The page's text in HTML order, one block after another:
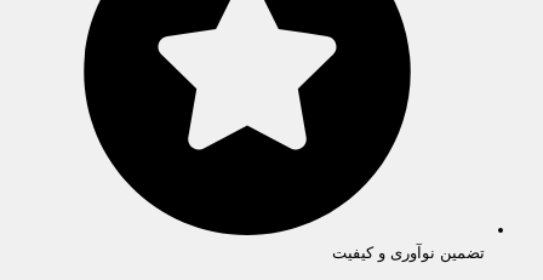
تضمین نوآوری و کیفیت